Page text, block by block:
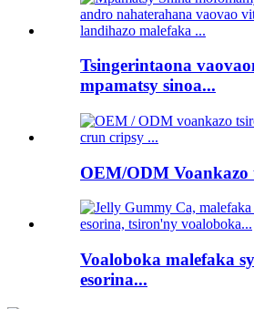
Tsingerintaona
mpamatsy sinoa...
OEM/ODM Voankazo
Voaloboka malefaka
esorina...